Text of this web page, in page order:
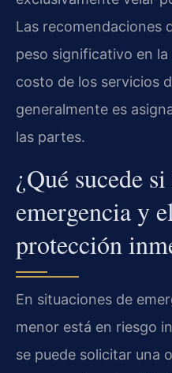
Las recomendaciones
peso significativo en
costo de los servicios
generalmente es
las partes.
¿Qué sucede
emergencia y
protección
En situaciones de
menor está en riesgo
se puede solicitar una